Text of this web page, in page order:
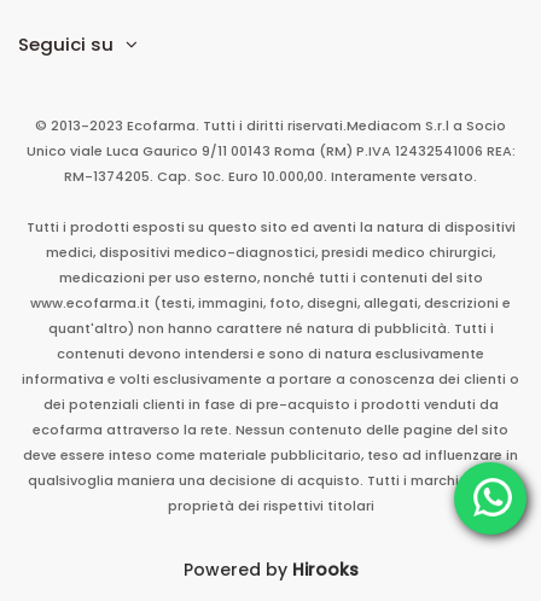
Seguici su
© 2013-2023 Ecofarma. Tutti i diritti riservati.Mediacom S.r.l a Socio
Unico viale Luca Gaurico 9/11 00143 Roma (RM) P.IVA 12432541006 REA:
RM-1374205. Cap. Soc. Euro 10.000,00. Interamente versato.
Tutti i prodotti esposti su questo sito ed aventi la natura di dispositivi
medici, dispositivi medico-diagnostici, presidi medico chirurgici,
medicazioni per uso esterno, nonché tutti i contenuti del sito
www.ecofarma.it (testi, immagini, foto, disegni, allegati, descrizioni e
quant'altro) non hanno carattere né natura di pubblicità. Tutti i
contenuti devono intendersi e sono di natura esclusivamente
informativa e volti esclusivamente a portare a conoscenza dei clienti o
dei potenziali clienti in fase di pre-acquisto i prodotti venduti da
ecofarma attraverso la rete. Nessun contenuto delle pagine del sito
deve essere inteso come materiale pubblicitario, teso ad influenzare in
qualsivoglia maniera una decisione di acquisto. Tutti i marchi sono di
proprietà dei rispettivi titolari
Powered by Hirooks